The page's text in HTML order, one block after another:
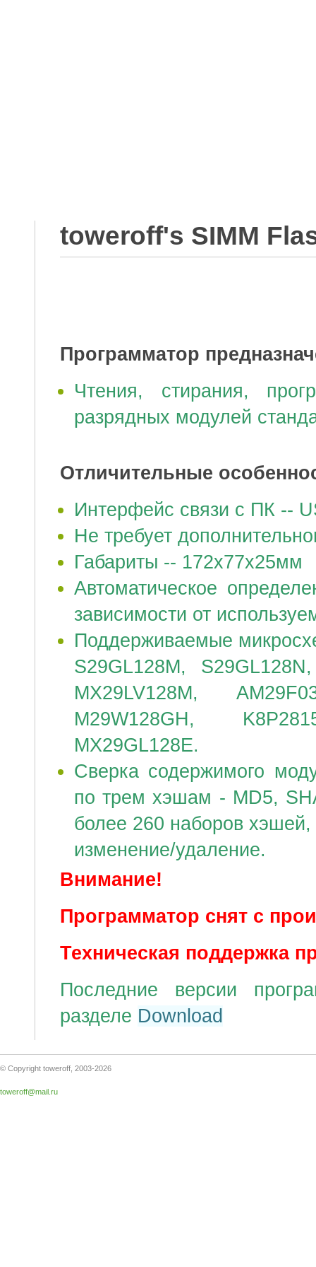
toweroff's SIMM
Программатор
Чтения, стирания,
разрядных модулей
Отличительные
Интерфейс связи с ПК --
Не требует
Габариты -- 172х77х25мм
Автоматическое
зависимости от
Поддерживаемые
S29GL128M,
MX29LV128M,
M29W128GH,
MX29GL128E.
Сверка содержимого
по трем хэшам - MD5,
более 260 наборов
изменение/удаление.
Внимание!
Программатор снят с
Техническая поддержка
Последние версии
разделе Download
© Copyright toweroff, 2003-2026
toweroff@mail.ru